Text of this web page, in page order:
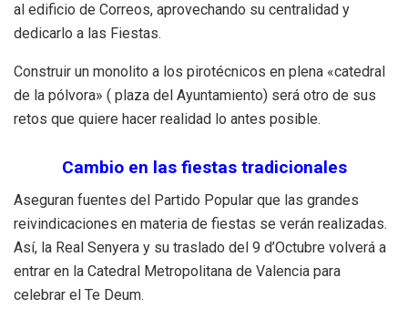
al edificio de Correos, aprovechando su centralidad y
dedicarlo a las Fiestas.
Construir un monolito a los pirotécnicos en plena «catedral
de la pólvora» ( plaza del Ayuntamiento) será otro de sus
retos que quiere hacer realidad lo antes posible.
Cambio en las fiestas tradicionales
Aseguran fuentes del Partido Popular que las grandes
reivindicaciones en materia de fiestas se verán realizadas.
Así, la Real Senyera y su traslado del 9 d’Octubre volverá a
entrar en la Catedral Metropolitana de Valencia para
celebrar el Te Deum.